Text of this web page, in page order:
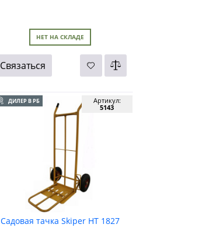
НЕТ НА СКЛАДЕ
Связаться
ДИЛЕР В РБ
Садовая тачка Skiper НТ 1827
Артикул:
5143